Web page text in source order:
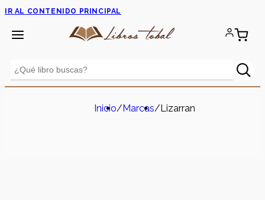
IR AL CONTENIDO PRINCIPAL
Inicio/Marcas/Lizarran